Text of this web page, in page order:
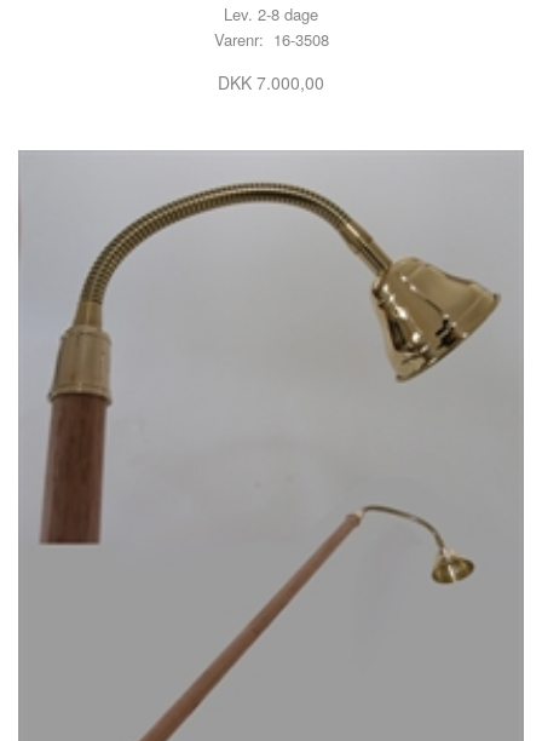
Lev. 2-8 dage
Varenr: 16-3508
DKK 7.000,00